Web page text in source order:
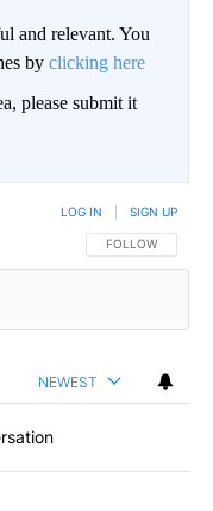
and relevant. You
by clicking here
please submit it
FOLLOW THIS
FOLLOW
LOG IN SIGN UP
NEWEST